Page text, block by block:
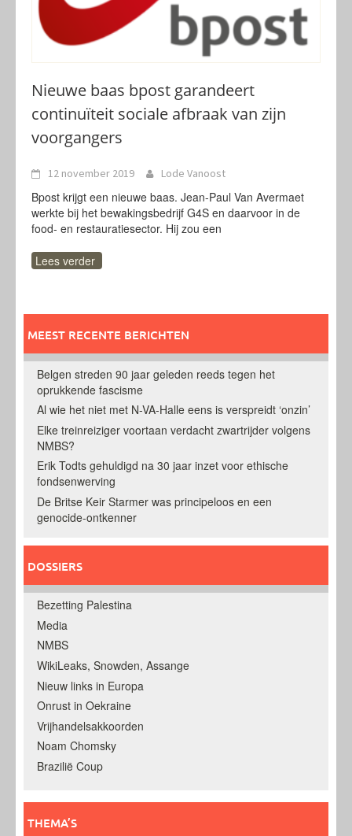
Nieuwe baas bpost garandeert
continuïteit sociale afbraak van zijn
voorgangers
12 november 2019 Lode Vanoost
Bpost krijgt een nieuwe baas. Jean-Paul Van Avermaet
werkte bij het bewakingsbedrijf G4S en daarvoor in de
food- en restauratiesector. Hij zou een
Lees verder
MEEST RECENTE BERICHTEN
Belgen streden 90 jaar geleden reeds tegen het
oprukkende fascisme
Al wie het niet met N-VA-Halle eens is verspreidt ‘onzin’
Elke treinreiziger voortaan verdacht zwartrijder volgens
NMBS?
Erik Todts gehuldigd na 30 jaar inzet voor ethische
fondsenwerving
De Britse Keir Starmer was principeloos en een
genocide-ontkenner
DOSSIERS
Bezetting Palestina
Media
NMBS
WikiLeaks, Snowden, Assange
Nieuw links in Europa
Onrust in Oekraine
Vrijhandelsakkoorden
Noam Chomsky
Brazilië Coup
THEMA’S